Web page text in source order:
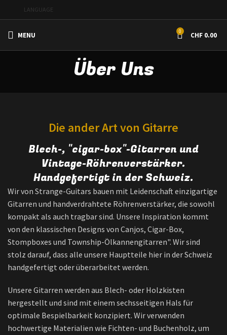
LANGUAGE
MENU 0 CHF 0.00
Über Uns
Die ander Art von Gitarre
Blech-, "cigar-box"-Gitarren und
Vintage-Röhrenverstärker.
Handgefertigt in der Schweiz.
Wir von Strange-Guitars bauen mit Leidenschaft einzigartige
Gitarren und handverdrahtete Röhrenverstärker, die sowohl
kompakt als auch tragbar sind. Unsere Inspiration kommt
von den klassischen Designs von Canjos, Cigar-Box,
Stompboxes und Township-Ölkannengitarren". Wir sind
stolz darauf, dass alle unsere Hauptteile hier in der Schweiz
handgefertigt oder überarbeitet werden.
Unsere Gitarren werden aus Blech- oder Holzkisten
hergestellt und sind mit einem sechsseitigen Hals für
optimale Bespielbarkeit konzipiert. Wir verwenden
hochwertige Materialien wie Fichten- und Buchenholz, um